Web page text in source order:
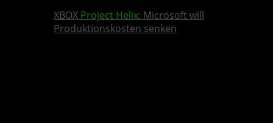
XBOX Project Helix: Microsoft will
Produktionskosten senken